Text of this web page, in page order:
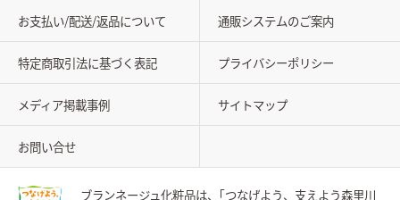
お支払い/配送/返品について 通販システムのご案内
特定商取引法に基づく表記 プライバシーポリシー
メディア掲載事例 サイトマップ
お問い合せ
ブランネージュ化粧品は、 ｢つなげよう、支えよう森里川